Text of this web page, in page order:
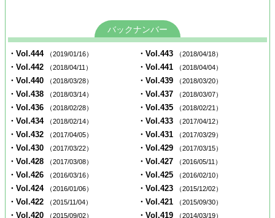
バックナンバー
・Vol.444 （2019/01/16） ・Vol.443 （2018/04/18）
・Vol.442 （2018/04/11） ・Vol.441 （2018/04/04）
・Vol.440 （2018/03/28） ・Vol.439 （2018/03/20）
・Vol.438 （2018/03/14） ・Vol.437 （2018/03/07）
・Vol.436 （2018/02/28） ・Vol.435 （2018/02/21）
・Vol.434 （2018/02/14） ・Vol.433 （2017/04/12）
・Vol.432 （2017/04/05） ・Vol.431 （2017/03/29）
・Vol.430 （2017/03/22） ・Vol.429 （2017/03/15）
・Vol.428 （2017/03/08） ・Vol.427 （2016/05/11）
・Vol.426 （2016/03/16） ・Vol.425 （2016/02/10）
・Vol.424 （2016/01/06） ・Vol.423 （2015/12/02）
・Vol.422 （2015/11/04） ・Vol.421 （2015/09/30）
・Vol.420 （2015/09/02） ・Vol.419 （2014/03/19）